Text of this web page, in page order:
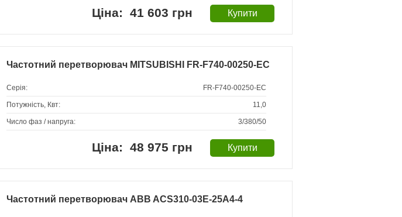
41 603 грн
Частотний перетворювач MITSUBISHI FR-F740-00250-EC
Серія: FR-F740-00250-EC
Потужність, Квт: 11,0
Число фаз / напруга: 3/380/50
48 975 грн
Частотний перетворювач ABB ACS310-03E-25A4-4